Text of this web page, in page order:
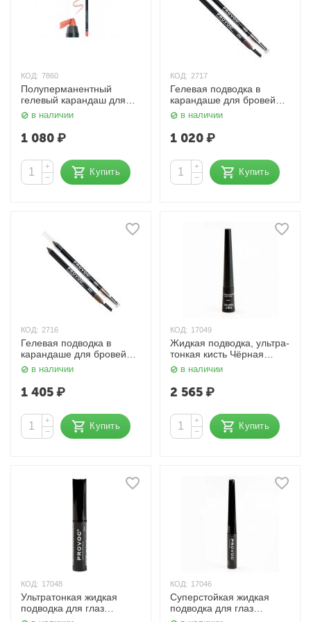
КОД: 7860
Полуперманентный
гелевый карандаш для
губ Матовый, бежево-
коралловый 35 Sexy
Silohette Provoc
в наличии
1 080₽
+
−
Купить
КОД: 2717
Гелевая подводка в
карандаше для бровей
Коричневый Provoc
в наличии
1 020₽
+
−
Купить
КОД: 2716
Гелевая подводка в
карандаше для бровей
Светло-коричневый
Provoc
в наличии
1 405₽
+
−
Купить
КОД: 17049
Жидкая подводка, ультра-
тонкая кисть Чёрная
MICRO TIP Dipliner 01
Black 2,5 мл. Provoc
в наличии
2 565₽
+
−
Купить
КОД: 17048
Ультратонкая жидкая
подводка для глаз
Чёрная Liquid Eyeliner
КОД: 17046
Суперстойкая жидкая
подводка для глаз
Голубая (Тиффани)